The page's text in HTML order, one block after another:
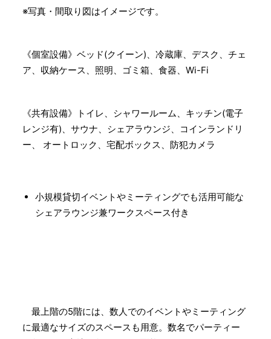
※写真・間取り図はイメージです。
《個室設備》ベッド(クイーン)、冷蔵庫、デスク、チェ
ア、収納ケース、照明、ゴミ箱、食器、Wi-Fi
《共有設備》トイレ、シャワールーム、キッチン(電子
レンジ有)、サウナ、シェアラウンジ、コインランドリ
ー、 オートロック、宅配ボックス、防犯カメラ
小規模貸切イベントやミーティングでも活用可能な
シェアラウンジ兼ワークスペース付き
最上階の5階には、数人でのイベントやミーティング
に最適なサイズのスペースも用意。数名でパーティー